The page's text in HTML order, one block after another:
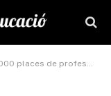
professor el curs 2022-23